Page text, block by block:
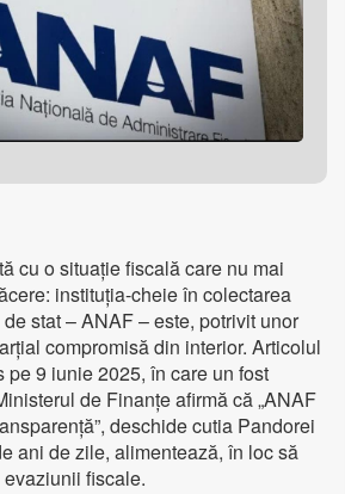
cu o situație fiscală care nu mai
instituția-cheie în colectarea
stat – ANAF – este, potrivit unor
compromisă din interior. Articolul
9 iunie 2025, în care un fost
de Finanțe afirmă că „ANAF
deschide cutia Pandorei
ani de zile, alimentează, în loc să
fiscale.